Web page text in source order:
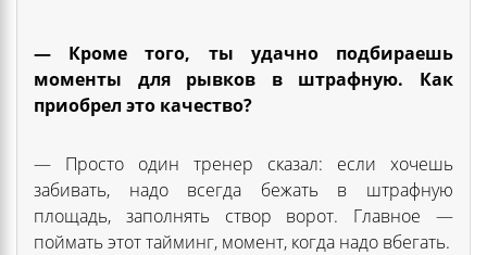
— Кроме того, ты удачно подбираешь
моменты для рывков в штрафную. Как
приобрел это качество?
— Просто один тренер сказал: если хочешь
забивать, надо всегда бежать в штрафную
площадь, заполнять створ ворот. Главное —
поймать этот тайминг, момент, когда надо вбегать.